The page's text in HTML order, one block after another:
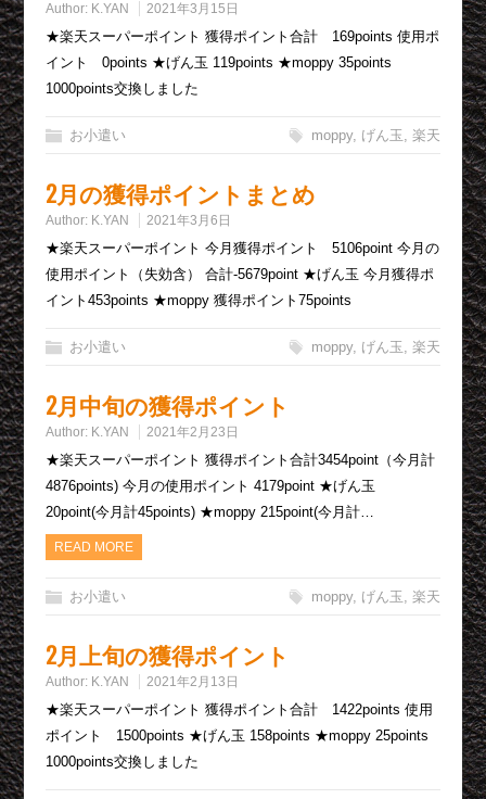
Author: K.YAN 2021年3月15日
★楽天スーパーポイント 獲得ポイント合計 169points 使用ポ
イント 0points ★げん玉 119points ★moppy 35points
1000points交換しました
お小遣い moppy, げん玉 , 楽天
2月の獲得ポイントまとめ
Author: K.YAN 2021年3月6日
★楽天スーパーポイント 今月獲得ポイント 5106point 今月の
使用ポイント（失効含） 合計-5679point ★げん玉 今月獲得ポ
イント453points ★moppy 獲得ポイント75points
お小遣い moppy, げん玉 , 楽天
2月中旬の獲得ポイント
Author: K.YAN 2021年2月23日
★楽天スーパーポイント 獲得ポイント合計3454point（今月計
4876points) 今月の使用ポイント 4179point ★げん玉
20point(今月計45points) ★moppy 215point(今月計…
READ MORE
お小遣い moppy, げん玉 , 楽天
2月上旬の獲得ポイント
Author: K.YAN 2021年2月13日
★楽天スーパーポイント 獲得ポイント合計 1422points 使用
ポイント 1500points ★げん玉 158points ★moppy 25points
1000points交換しました